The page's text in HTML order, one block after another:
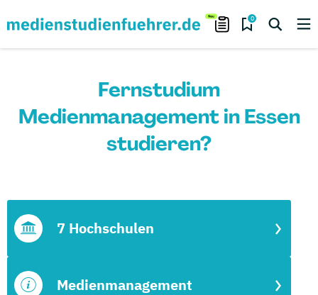
0
Fernstudium
Medienmanagement in Essen
studieren?
Medienmanagement
7 Hochschulen